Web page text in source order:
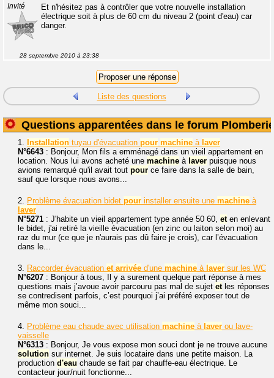
Invité
Et n'hésitez pas à contrôler que votre nouvelle installation
électrique soit à plus de 60 cm du niveau 2 (point d'eau) car
danger.
28 septembre 2010 à 23:38
Liste des questions
Questions apparentées dans le forum Plomberie
1. Installation tuyau d'évacuation pour machine à laver
N°6643 : Bonjour, Mon fils a emménagé dans un vieil appartement en
location. Nous lui avons acheté une machine à laver puisque nous
avions remarqué qu'il avait tout pour ce faire dans la salle de bain,
sauf que lorsque nous avons...
2. Problème évacuation bidet pour installer ensuite une machine à
laver
N°5271 : J'habite un vieil appartement type année 50 60, eten enlevant
le bidet, j'ai retiré la vieille évacuation (en zinc ou laiton selon moi) au
raz du mur (ce que je n'aurais pas dû faire je crois), car l’évacuation
dans le...
3. Raccorder évacuation et arrivée d'une machine à laver sur les WC
N°6207 : Bonjour à tous, Il y a surement quelque part réponse à mes
questions mais j’avoue avoir parcouru pas mal de sujet etles réponses
se contredisent parfois, c’est pourquoi j’ai préféré exposer tout de
même mon souci...
4. Problème eau chaude avec utilisation machine à laver ou lave-
vaisselle
N°6313 : Bonjour, Je vous expose mon souci dont je ne trouve aucune
solution sur internet. Je suis locataire dans une petite maison. La
production d'eau chaude se fait par chauffe-eau électrique. Le
contacteur jour/nuit fonctionne...